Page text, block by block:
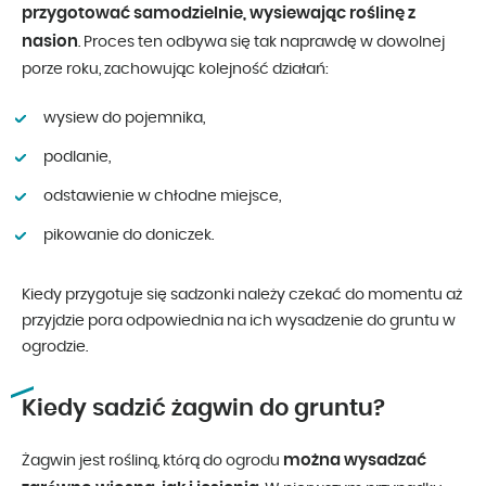
przygotować samodzielnie, wysiewając roślinę z
nasion . Proces ten odbywa się tak naprawdę w dowolnej
porze roku, zachowując kolejność działań:
wysiew do pojemnika,
podlanie,
odstawienie w chłodne miejsce,
pikowanie do doniczek.
Kiedy przygotuje się sadzonki należy czekać do momentu aż
przyjdzie pora odpowiednia na ich wysadzenie do gruntu w
ogrodzie.
Kiedy sadzić żagwin do gruntu?
Żagwin jest rośliną, którą do ogrodu można wysadzać